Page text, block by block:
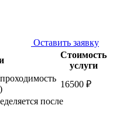
Оставить заявку
Стоимость
услуги
16500 ₽
после